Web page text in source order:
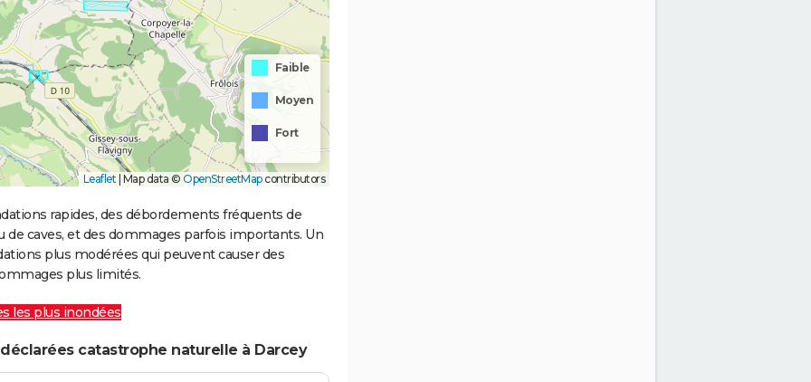
Faible
Moyen
Fort
Leaflet Map data © OpenStreetMapcontributors
rapides, des débordements fréquents de
de caves, et des dommages parfois importants. Un
plus modérées qui peuvent causer des
plus limités.
les plus inondées
catastrophe naturelle à Darcey